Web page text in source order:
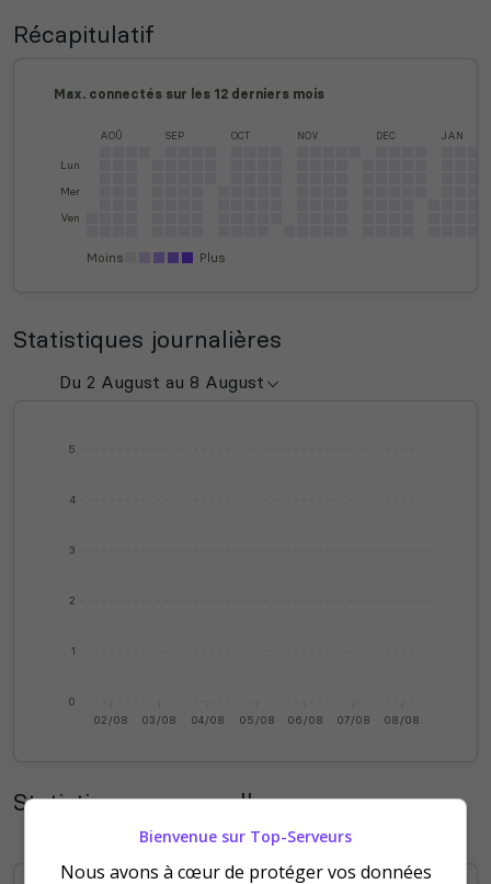
Récapitulatif
Max. connectés sur les 12 derniers mois
Lun
Mer
Ven
AOÛ SEP OCT NOV DEC JAN
Moins Plus
Statistiques journalières
0
1
2
3
4
5
02/08 03/08 04/08 05/08 06/08 07/08 08/08
Statistiques mensuelles
Bienvenue sur Top-Serveurs
Nous avons à cœur de protéger vos données